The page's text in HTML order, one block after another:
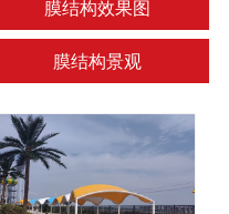
膜结构效果图
膜结构景观